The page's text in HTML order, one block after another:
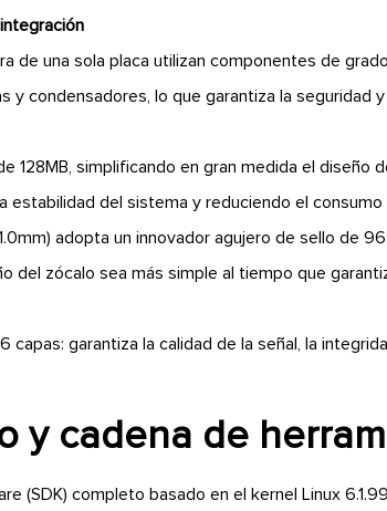
de una sola placa utilizan componentes de
y condensadores, lo que garantiza la seguridad
128MB, simplificando en gran medida el diseño
estabilidad del sistema y reduciendo el consumo
adopta un innovador agujero de sello de
del zócalo sea más simple al tiempo que
capas: garantiza la calidad de la señal, la
y cadena de
(SDK) completo basado en el kernel Linux